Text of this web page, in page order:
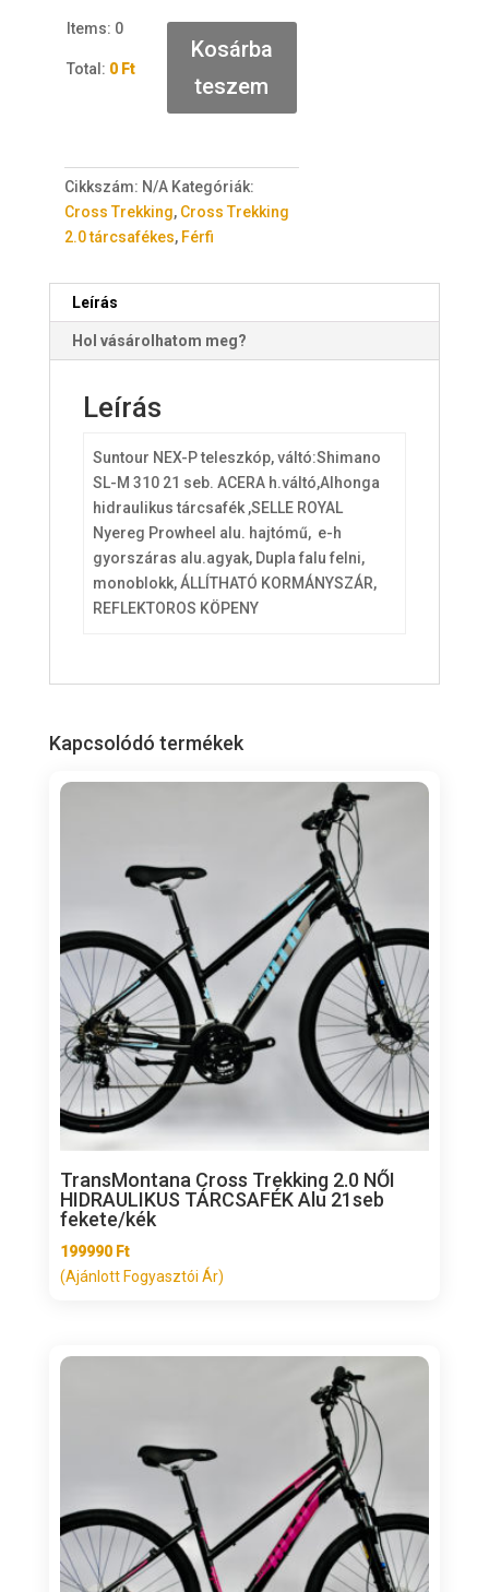
Items: 0
Total : 0 Ft
e
m
s
.
o
u
Kosárba
teszem
Cikkszám: N/A Kategóriák:
Cross Trekking, Cross Trekking
2.0 tárcsafékes, Férfi
Leírás
Hol vásárolhatom meg?
Leírás
Suntour NEX-P teleszkóp, váltó:Shimano
SL-M 310 21 seb. ACERA h.váltó,Alhonga
hidraulikus tárcsafék ,SELLE ROYAL
Nyereg Prowheel alu. hajtómű, e-h
gyorszáras alu.agyak, Dupla falu felni,
monoblokk, ÁLLÍTHATÓ KORMÁNYSZÁR,
REFLEKTOROS KÖPENY
Kapcsolódó termékek
TransMontana Cross Trekking 2.0 NŐI
HIDRAULIKUS TÁRCSAFÉK Alu 21seb
fekete/kék
199990 Ft
(Ajánlott Fogyasztói Ár)